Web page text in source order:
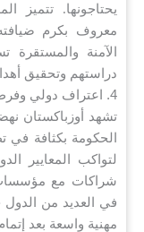
يحتاجونها. تتميز
معروف بكرم ضيافته
الآمنة
دراستهم وتحقيق
4. اعتراف دولي وفرص متزايدة
تشهد أوزباكستان
الحكومة بكثافة في
لتواكب المعايير
شراكات مع مؤسسات
في العديد من الدول
مهنية واسعة بعد